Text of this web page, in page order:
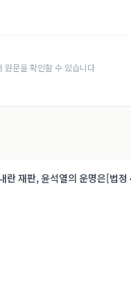
원문을 확인할 수 있습니다
란 재판, 윤석열의 운명은[법